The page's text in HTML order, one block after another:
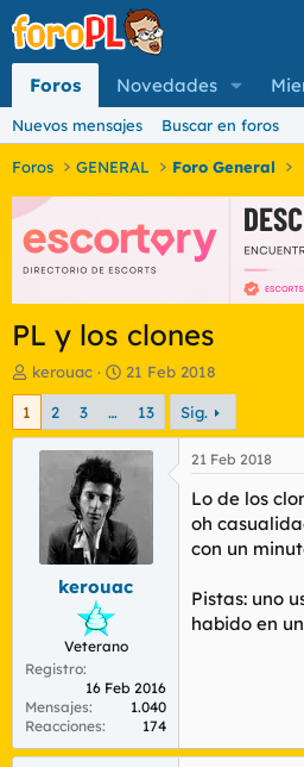
Foros Novedades
Nuevos mensajes Buscar en foros
Foros GENERAL Foro General
PL y los clones
I
n
c
d
m
kerouac
F
e
h
a
i
n
i
c
21 Feb 2018
1 2 3 … 13 Sig.
kerouac
Veterano
Registro
16 Feb 2016
Mensajes
1.040
Reacciones
174
21 Feb 2018
Lo de los
oh
con un
Pistas: uno
habido en